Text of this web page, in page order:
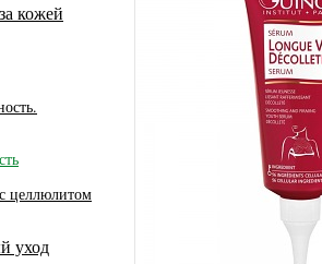
кожей
целлюлитом
уход